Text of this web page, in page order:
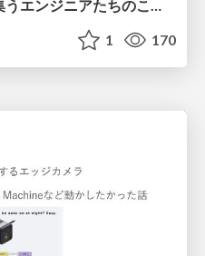
1 170